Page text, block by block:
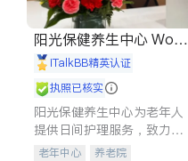
阳光保健养生中心 World
shine
iTalkBB精英认证
执照已核实
阳光保健养生中心为老年人
提供日间护理服务，致力于
通过持续的护理创新来有效
老年中心 养老院